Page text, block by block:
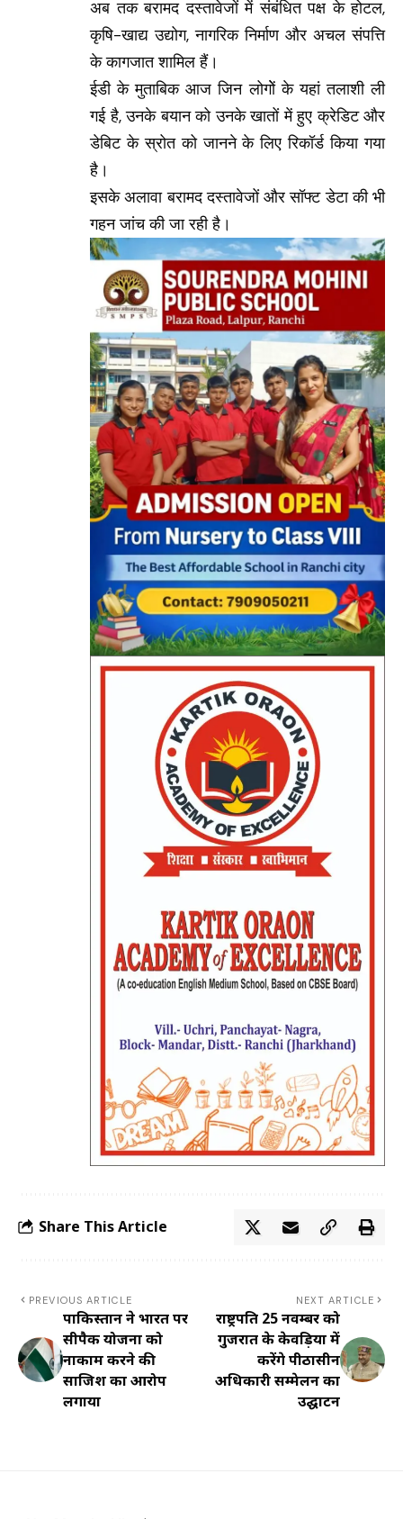
अब तक बरामद दस्तावेजों में संबंधित पक्ष के होटल,
कृषि-खाद्य उद्योग, नागरिक निर्माण और अचल संपत्ति
के कागजात शामिल हैं।
ईडी के मुताबिक आज जिन लोगोें के यहां तलाशी ली
गई है, उनके बयान को उनके खातों में हुए क्रेडिट और
डेबिट के स्रोत को जानने के लिए रिकॉर्ड किया गया
है।
इसके अलावा बरामद दस्तावेजों और सॉफ्ट डेटा की भी
गहन जांच की जा रही है।
Share This Article
PREVIOUS ARTICLE
पाकिस्तान ने भारत पर
सीपैक योजना को
नाकाम करने की
साजिश का आरोप
लगाया
NEXT ARTICLE
राष्ट्रपति 25 नवम्बर को
गुजरात के केवड़िया में
करेंगे पीठासीन
अधिकारी सम्मेलन का
उद्घाटन